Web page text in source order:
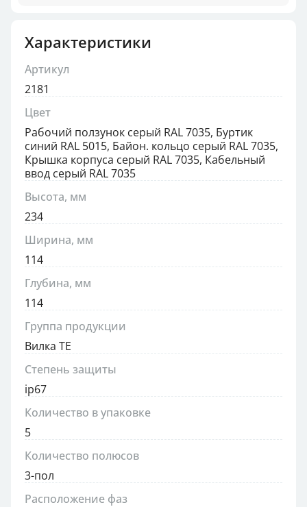
Характеристики
Артикул
2181
Цвет
Рабочий ползунок серый RAL 7035, Буртик
синий RAL 5015, Байон. кольцо серый RAL 7035,
Крышка корпуса серый RAL 7035, Кабельный
ввод серый RAL 7035
Высота, мм
234
Ширина, мм
114
Глубина, мм
114
Группа продукции
Вилка TE
Степень защиты
ip67
Количество в упаковке
5
Количество полюсов
3-пол
Расположение фаз